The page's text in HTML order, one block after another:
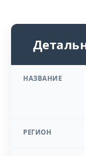
НАЗВАНИЕ
РЕГИОН